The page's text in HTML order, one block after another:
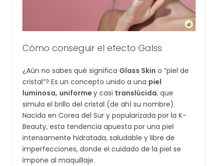
Cómo conseguir el efecto Galss
¿Aún no sabes qué significa Glass Skin o “piel de
cristal”? Es un concepto unido a una piel
luminosa, uniforme y casi translúcida, que
simula el brillo del cristal (de ahí su nombre).
Nacida en Corea del Sur y popularizada por la K-
Beauty, esta tendencia apuesta por una piel
intensamente hidratada, saludable y libre de
imperfecciones, donde el cuidado de la piel se
impone al maquillaje.